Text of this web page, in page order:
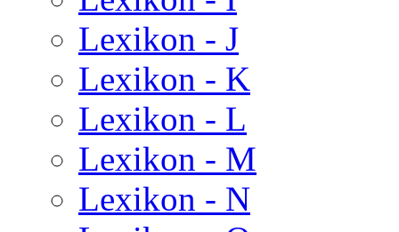
Lexikon - J
Lexikon - K
Lexikon - L
Lexikon - M
Lexikon - N